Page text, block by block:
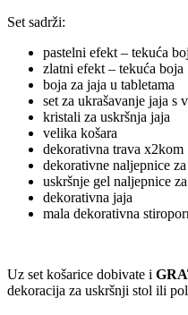
Set sadrži:
pastelni efekt – tekuća
zlatni efekt – tekuća boja
boja za jaja u tabletama
set za ukrašavanje jaja s
kristali za uskršnja jaja
velika košara
dekorativna trava x2kom
dekorativne naljepnice
uskršnje gel naljepnice
dekorativna jaja
mala dekorativna
Uz set košarice dobivate i
dekoracija za uskršnji stol ili